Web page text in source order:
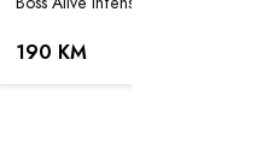
na
190 KM